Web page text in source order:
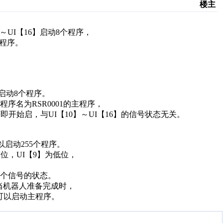
楼主
UI【16】启动8个程序，
序。
动8个程序。
序名为RSR0001的主程序，
开始启， 与UI【10】～UI【16】的信号状态无关。
动255个程序。
，UI【9】为低位，
信号的状态。
器人准备完成时，
启动主程序。